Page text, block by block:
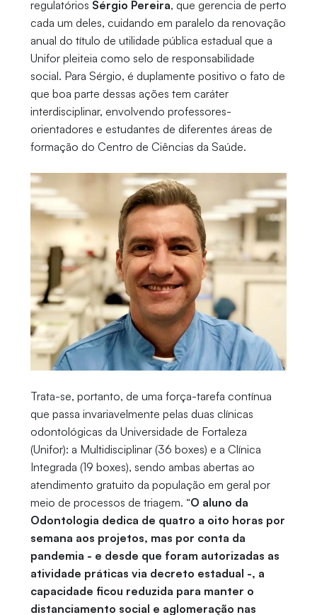
regulatórios Sérgio Pereira, que gerencia de perto
cada um deles, cuidando em paralelo da renovação
anual do título de utilidade pública estadual que a
Unifor pleiteia como selo de responsabilidade
social. Para Sérgio, é duplamente positivo o fato de
que boa parte dessas ações tem caráter
interdisciplinar, envolvendo professores-
orientadores e estudantes de diferentes áreas de
formação do Centro de Ciências da Saúde.
Trata-se, portanto, de uma força-tarefa contínua
que passa invariavelmente pelas duas clínicas
odontológicas da Universidade de Fortaleza
(Unifor): a Multidisciplinar (36 boxes) e a Clínica
Integrada (19 boxes), sendo ambas abertas ao
atendimento gratuito da população em geral por
meio de processos de triagem. “O aluno da
Odontologia dedica de quatro a oito horas por
semana aos projetos, mas por conta da
pandemia - e desde que foram autorizadas as
atividade práticas via decreto estadual -, a
capacidade ficou reduzida para manter o
distanciamento social e aglomeração nas